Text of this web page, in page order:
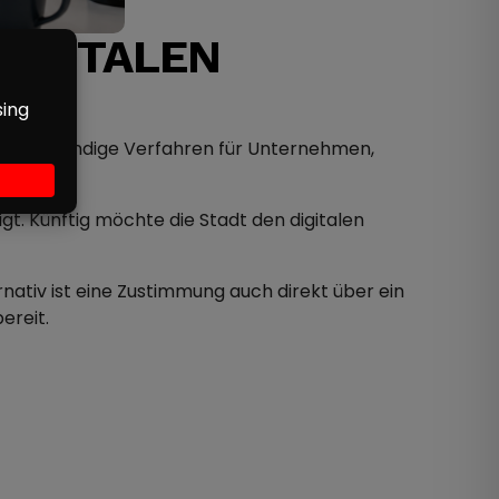
aufwendige Verfahren für Unternehmen,
Künftig möchte die Stadt den digitalen
ist eine Zustimmung auch direkt über ein